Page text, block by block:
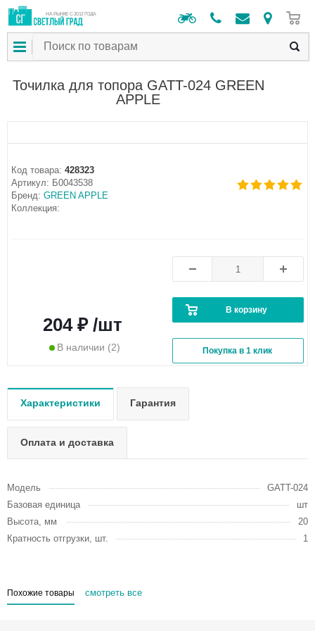
НА РЫНКЕ С 2012 ГОДА
Точилка для топора GATT-024 GREEN
APPLE
Код товара: 428323
Артикул: Б0043538
Бренд: GREEN APPLE
Коллекция:
204 ₽ /шт
В наличии (2)
В корзину
Покупка в 1 клик
Характеристики Гарантия
Оплата и доставка
Модель
GATT-024
Базовая единица
шт
Высота, мм
20
Кратность отгрузки, шт.
1
Похожие товары смотреть все